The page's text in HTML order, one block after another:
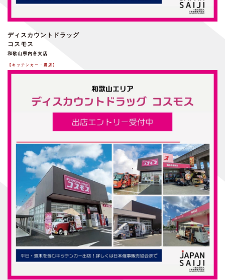
ディスカウントドラッグ
コスモス
和歌山県内各支店
【キッチンカー・露店】